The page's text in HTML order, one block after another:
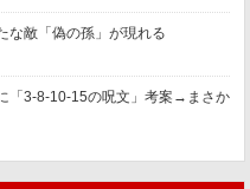
な敵「偽の孫」が現れる
「3-8-10-15の呪文」考案→まさか